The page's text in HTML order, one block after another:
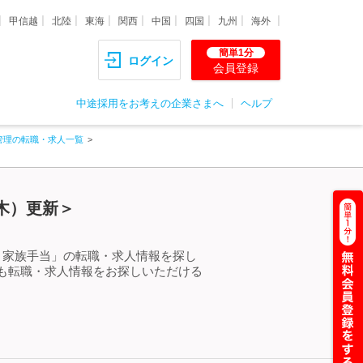
甲信越 北陸 東海 関西 中国 四国 九州 海外
ログイン
簡単1分
会員登録
中途採用をお考えの企業さまへ ヘルプ
理の転職・求人一覧
）更新＞
族手当」の転職・求人情報を探し
転職・求人情報をお探しいただける